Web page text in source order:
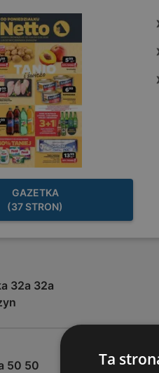
GAZETKA
(37 STRON)
32a 32a
50 50
Ta